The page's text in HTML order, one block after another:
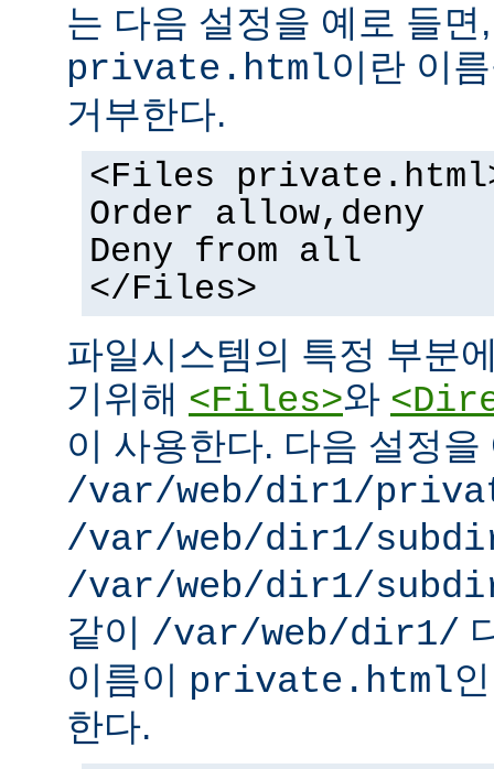
는 다음 설정을 예로 들
private.html이란 이
거부한다.
<Files
Order allow,deny
Deny from all
</Files>
파일시스템의 특정 부분
기위해 <Files>와
이 사용한다. 다음 설정을
/var/web/dir1/
/var/web/dir1/
/var/web/dir1/
같이 /var/web/dir1/
이름이 private.html
한다.